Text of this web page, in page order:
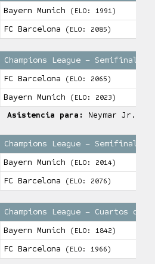
Bayern Munich (ELO: 1991)
FC Barcelona (ELO: 2085)
Champions League –
FC Barcelona (ELO: 2065)
Bayern Munich (ELO: 2023)
Asistencia para: Neymar Jr.
Champions League –
Bayern Munich (ELO: 2014)
FC Barcelona (ELO: 2076)
Champions League – Cuartos
Bayern Munich (ELO: 1842)
FC Barcelona (ELO: 1966)